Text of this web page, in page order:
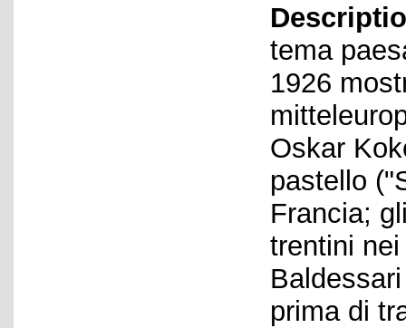
tema
1926
Oskar
pastello
Francia;
trentini
prima di